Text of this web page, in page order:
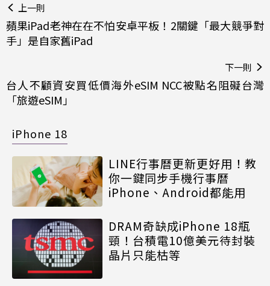
上一則
蘋果iPad老神在在不怕安卓平板！2關鍵「最大競爭對
手」是自家舊iPad
下一則
台人不顧資安買低價海外eSIM NCC被點名阻礙台灣
「旅遊eSIM」
iPhone 18
LINE行事曆更新更好用！教
你一鍵同步手機行事曆
iPhone、Android都能用
DRAM奇缺成iPhone 18瓶
頸！台積電10億美元待封裝
晶片只能枯等